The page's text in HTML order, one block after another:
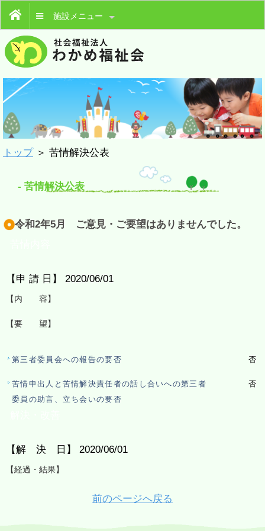
施設メニュー
トップ＞ 苦情解決公表
- 苦情解決公表
令和2年5月 ご意見・ご要望はありませんでした。
【申 請 日】 2020/06/01
【内 容】
【要 望】
第三者委員会への報告の要否 否
苦情申出人と苦情解決責任者の話し合いへの第三者
委員の助言、立ち会いの要否
否
【解 決 日】 2020/06/01
【経過・結果】
前のページへ戻る